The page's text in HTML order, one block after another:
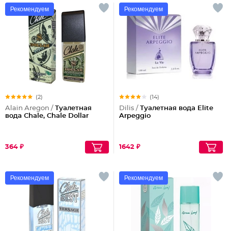
Рекомендуем
(2)
Alain Aregon / Туалетная
вода Chale, Chale Dollar
364 ₽
Рекомендуем
(14)
Dilis / Туалетная вода Elite
Arpeggio
1642 ₽
Рекомендуем Рекомендуем